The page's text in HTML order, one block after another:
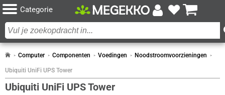
Categorie
Computer Componenten Voedingen Noodstroomvoorzieningen
Ubiquiti UniFi UPS Tower
Ubiquiti UniFi UPS Tower